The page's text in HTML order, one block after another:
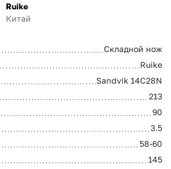
Ruike
Китай
Складной нож
Ruike
Sandvik 14C28N
213
90
3.5
58-60
145